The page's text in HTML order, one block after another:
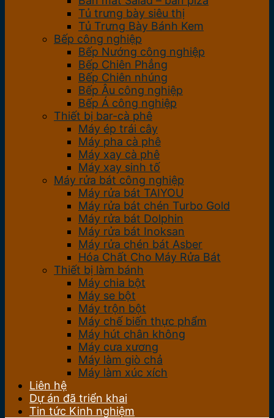
Tủ trưng bày siêu thị
Tủ Trưng Bày Bánh Kem
Bếp công nghiệp
Bếp Nướng công nghiệp
Bếp Chiên Phẳng
Bếp Chiên nhúng
Bếp Âu công nghiệp
Bếp Á công nghiệp
Thiết bị bar-cà phê
Máy ép trái cây
Máy pha cà phê
Máy xay cà phê
Máy xay sinh tố
Máy rửa bát công nghiệp
Máy rửa bát TAIYOU
Máy rửa bát chén Turbo Gold
Máy rửa bát Dolphin
Máy rửa bát Inoksan
Máy rửa chén bát Asber
Hóa Chất Cho Máy Rửa Bát
Thiết bị làm bánh
Máy chia bột
Máy se bột
Máy trộn bột
Máy chế biến thực phẩm
Máy hút chân không
Máy cưa xương
Máy làm giò chả
Máy làm xúc xích
Liên hệ
Dự án đã triển khai
Tin tức Kinh nghiệm